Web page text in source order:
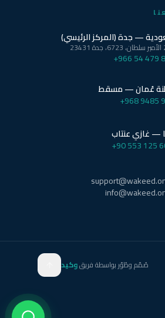
— جدة (المركز الرئيسي)
+966 54 479
عُمان — مسقط
+968 9485
— غازي عنتاب
+90 553 125
صُمّم وطُوّر بواسطة فريقوكيد